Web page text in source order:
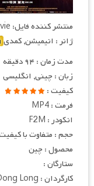
منتشر کننده فایل: Film2Movie
ژانر : انیمیشن, کمدی
مدت زمان : ۹۴ دقیقه
زبان : چینی, انگلیسی
کیفیت :
فرمت : MP4
انکودر : F2M
حجم : متفاوت با
محصول : چین
ستارگان :
کارگردان : Nigel W. Tierney, Dong Long